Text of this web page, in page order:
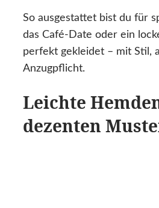
So ausgestattet bist du für
das Café-Date oder ein
perfekt gekleidet – mit Stil,
Anzugpflicht.
Leichte
dezenten